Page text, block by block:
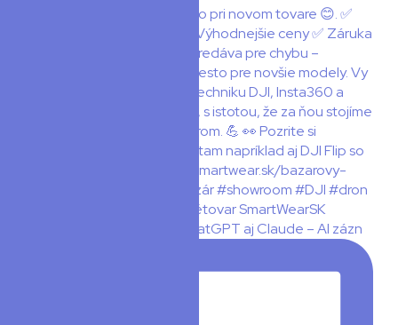
🧠 PLAUD teraz hovorí s ChatGPT aj Claude – AI zázn